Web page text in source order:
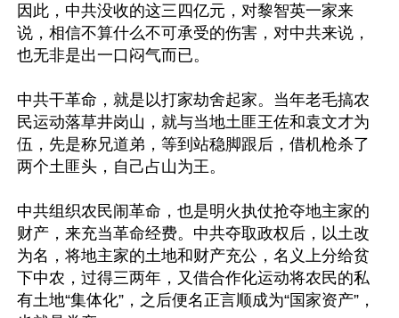
因此，中共没收的这三四亿元，对黎智英一家来
说，相信不算什么不可承受的伤害，对中共来说，
也无非是出一口闷气而已。
中共干革命，就是以打家劫舍起家。当年老毛搞农
民运动落草井岗山，就与当地土匪王佐和袁文才为
伍，先是称兄道弟，等到站稳脚跟后，借机枪杀了
两个土匪头，自己占山为王。
中共组织农民闹革命，也是明火执仗抢夺地主家的
财产，来充当革命经费。中共夺取政权后，以土改
为名，将地主家的土地和财产充公，名义上分给贫
下中农，过得三两年，又借合作化运动将农民的私
有土地“集体化”，之后便名正言顺成为“国家资产”，